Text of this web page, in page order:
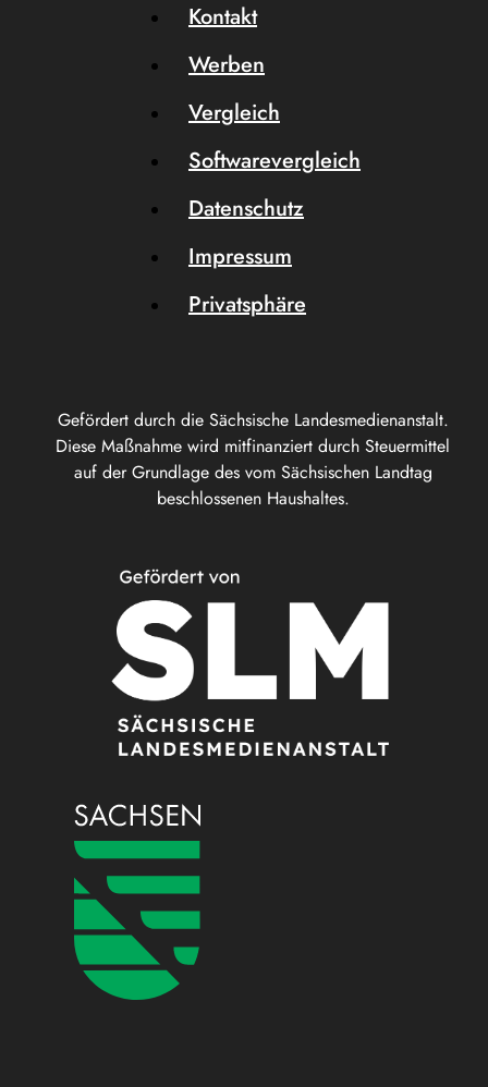
Gefördert durch die Sächsische Landesmedienanstalt.
Diese Maßnahme wird mitfinanziert durch Steuermittel
auf der Grundlage des vom Sächsischen Landtag
beschlossenen Haushaltes.
Kontakt
Werben
Vergleich
Softwarevergleich
Datenschutz
Impressum
Privatsphäre